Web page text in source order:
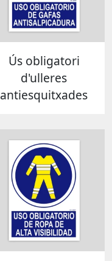
Ús obligatori
d'ulleres
antiesquitxades